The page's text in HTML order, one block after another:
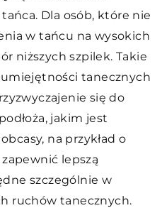
Dla osób, które nie
w tańcu na wysokich
niższych szpilek. Takie
tanecznych
się do
jakim jest
na przykład o
lepszą
szczególnie w
ruchów tanecznych.